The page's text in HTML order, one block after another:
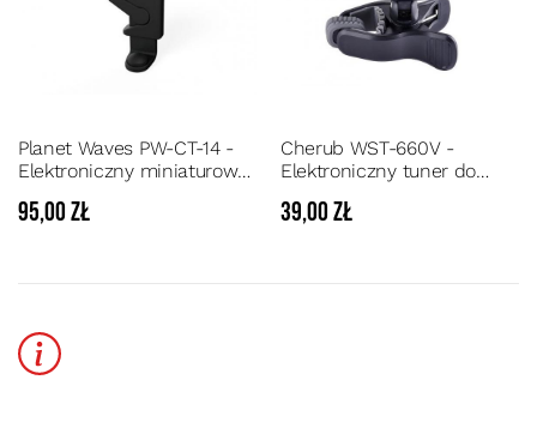
Planet Waves PW-CT-14 -
Elektroniczny miniaturowy
z metronomem do
95,00 zł
Cherub WST-660V -
Elektroniczny tuner do
39,00 zł